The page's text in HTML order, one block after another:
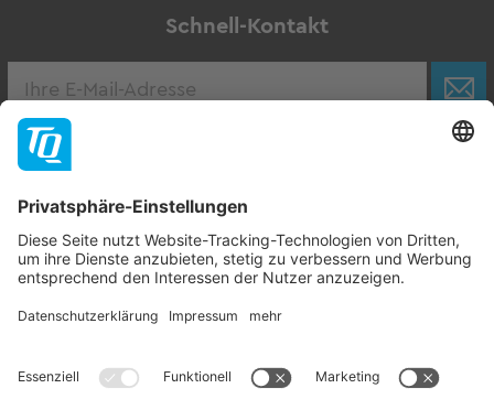
Schnell-Kontakt
Zur Stellenbörse
Follow TQ-Group